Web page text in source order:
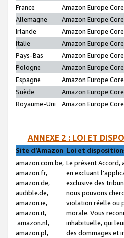
France
Amazon Europe
Allemagne
Amazon Europe
Irlande
Amazon Europe
Italie
Amazon Europe
Pays-Bas
Amazon Europe
Pologne
Amazon Europe
Espagne
Amazon Europe
Suède
Amazon Europe
Royaume-Uni
Amazon Europe
ANNEXE 2 : LOI ET
Site d’Amazon Loi et
amazon.com.be,
amazon.fr,
amazon.de,
audible.de,
amazon.ie,
amazon.it,
amazon.nl,
amazon.pl,
Le présent Accord,
en excluant
exclusive des
nous pouvons
violation réelle ou
morale. Vous
inhabituelle, qui
des dommages et